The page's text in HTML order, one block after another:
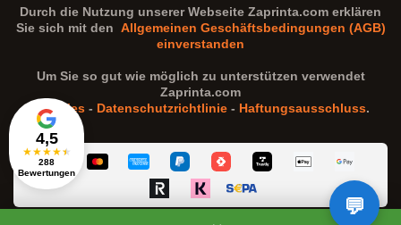
4,5
★★★★★
288
Bewertungen
Durch die Nutzung unserer Webseite Zaprinta.com erklären
Sie sich mit den Allgemeinen Geschäftsbedingungen (AGB)
einverstanden
Um Sie so gut wie möglich zu unterstützen verwendet
Zaprinta.com
Cookies - Datenschutzrichtlinie - Haftungsausschluss.